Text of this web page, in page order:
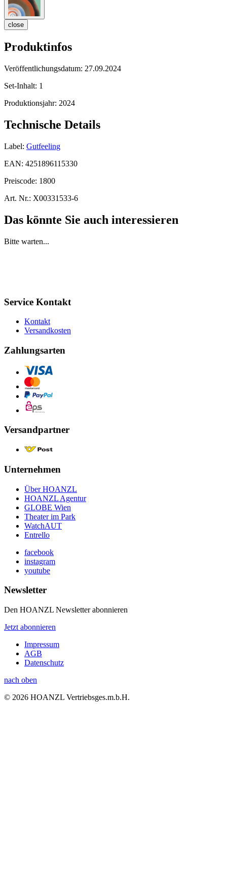
close
Produktinfos
Veröffentlichungsdatum: 27.09.2024
Set-Inhalt: 1
Produktionsjahr: 2024
Technische Details
Label: Gutfeeling
EAN: 4251896115330
Preiscode: 1800
Art. Nr.: X00331533-6
Das könnte Sie auch interessieren
Bitte warten...
Service Kontakt
Kontakt
Versandkosten
Zahlungsarten
Versandpartner
Unternehmen
Über HOANZL
HOANZL Agentur
GLOBE Wien
Theater im Park
WatchAUT
Entrello
facebook
instagram
youtube
Newsletter
Den HOANZL Newsletter abonnieren
Jetzt abonnieren
Impressum
AGB
Datenschutz
nach oben
© 2026 HOANZL Vertriebsges.m.b.H.